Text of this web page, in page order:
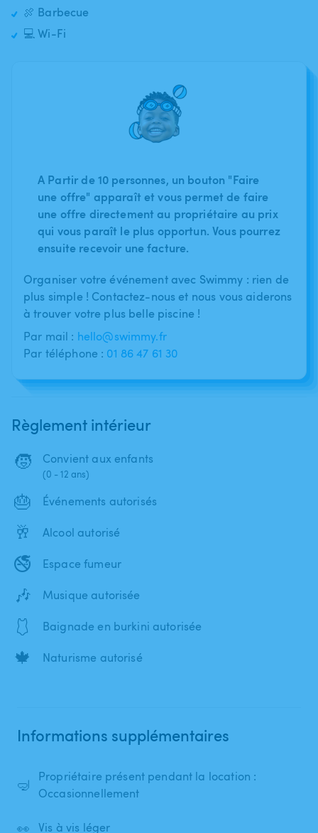
🍖 Barbecue
💻 Wi-Fi
A Partir de 10 personnes, un bouton "Faire
une offre" apparaît et vous permet de faire
une offre directement au propriétaire au prix
qui vous paraît le plus opportun. Vous pourrez
ensuite recevoir une facture.
Organiser votre événement avec Swimmy : rien de
plus simple ! Contactez-nous et nous vous aiderons
à trouver votre plus belle piscine !
Par mail : hello@swimmy.fr
Par téléphone : 01 86 47 61 30
Règlement intérieur
🧒 Convient aux enfants
(0 - 12 ans)
🎂 Événements autorisés
🥂 Alcool autorisé
🚭 Espace fumeur
🎶 Musique autorisée
🩱 Baignade en burkini autorisée
🍁 Naturisme autorisé
Informations supplémentaires
🤿
Propriétaire présent pendant la location :
Occasionnellement
👀 Vis à vis léger